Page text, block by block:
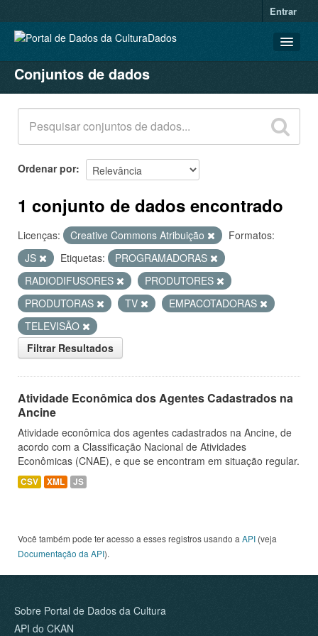
Entrar
CONJUNTOS DE DADOS
ORGANIZAÇÕES
GRUPOS
SOBRE
Conjuntos de dados
Ordenar por
1 conjunto de dados encontrado
Licenças: Creative Commons Atribuição
Formatos:
JS
Etiquetas:
PROGRAMADORAS
RADIODIFUSORES
PRODUTORES
PRODUTORAS
TV
EMPACOTADORAS
TELEVISÃO
Filtrar Resultados
Atividade Econômica dos Agentes Cadastrados na
Ancine
Atividade econômica dos agentes cadastrados na Ancine, de
acordo com a Classificação Nacional de Atividades
Econômicas (CNAE), e que se encontram em situação regular.
CSV XML JS
Você também pode ter acesso a esses registros usando a API (veja
Documentação da API).
Sobre Portal de Dados da Cultura
API do CKAN